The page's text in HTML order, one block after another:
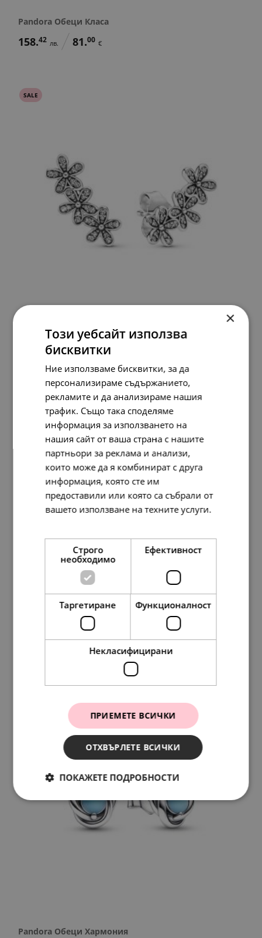
Pandora Обеци Класа
158.42 лв. 81.00 €
SALE
лв. 76.28 лв.
Pandora Обеци Красива като цвете
51 лв. 132. € 79.
Pandora Обеци Хармония
×
Този уебсайт използва
бисквитки
Ние използваме бисквитки, за да
персонализираме съдържанието,
рекламите и да анализираме нашия
трафик. Също така споделяме
информация за използването на
нашия сайт от ваша страна с нашите
партньори за реклама и анализи,
които може да я комбинират с друга
информация, която сте им
предоставили или която са събрали от
вашето използване на техните услуги.
Строго
необходимо
Ефективност
Таргетиране Функционалност
Некласифицирани
ПРИЕМЕТЕ ВСИЧКИ
ОТХВЪРЛЕТЕ ВСИЧКИ
ПОКАЖЕТЕ ПОДРОБНОСТИ